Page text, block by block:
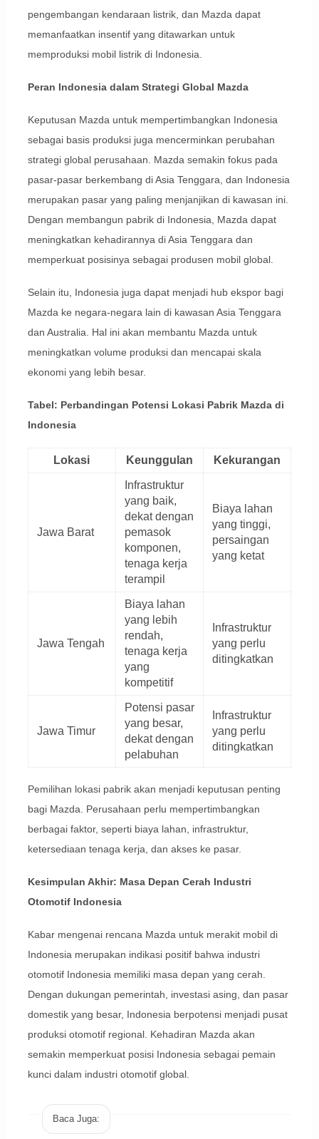
pengembangan kendaraan listrik, dan Mazda dapat
memanfaatkan insentif yang ditawarkan untuk
memproduksi mobil listrik di Indonesia.
Peran Indonesia dalam Strategi Global Mazda
Keputusan Mazda untuk mempertimbangkan Indonesia
sebagai basis produksi juga mencerminkan perubahan
strategi global perusahaan. Mazda semakin fokus pada
pasar-pasar berkembang di Asia Tenggara, dan Indonesia
merupakan pasar yang paling menjanjikan di kawasan ini.
Dengan membangun pabrik di Indonesia, Mazda dapat
meningkatkan kehadirannya di Asia Tenggara dan
memperkuat posisinya sebagai produsen mobil global.
Selain itu, Indonesia juga dapat menjadi hub ekspor bagi
Mazda ke negara-negara lain di kawasan Asia Tenggara
dan Australia. Hal ini akan membantu Mazda untuk
meningkatkan volume produksi dan mencapai skala
ekonomi yang lebih besar.
Tabel: Perbandingan Potensi Lokasi Pabrik Mazda di
Indonesia
Lokasi Keunggulan Kekurangan
Jawa Barat
Infrastruktur
yang baik,
dekat dengan
pemasok
komponen,
tenaga kerja
terampil
Biaya lahan
yang tinggi,
persaingan
yang ketat
Jawa Tengah
Biaya lahan
yang lebih
rendah,
tenaga kerja
yang
kompetitif
Infrastruktur
yang perlu
ditingkatkan
Jawa Timur
Potensi pasar
yang besar,
dekat dengan
pelabuhan
Infrastruktur
yang perlu
ditingkatkan
Pemilihan lokasi pabrik akan menjadi keputusan penting
bagi Mazda. Perusahaan perlu mempertimbangkan
berbagai faktor, seperti biaya lahan, infrastruktur,
ketersediaan tenaga kerja, dan akses ke pasar.
Kesimpulan Akhir: Masa Depan Cerah Industri
Otomotif Indonesia
Kabar mengenai rencana Mazda untuk merakit mobil di
Indonesia merupakan indikasi positif bahwa industri
otomotif Indonesia memiliki masa depan yang cerah.
Dengan dukungan pemerintah, investasi asing, dan pasar
domestik yang besar, Indonesia berpotensi menjadi pusat
produksi otomotif regional. Kehadiran Mazda akan
semakin memperkuat posisi Indonesia sebagai pemain
kunci dalam industri otomotif global.
Baca Juga: